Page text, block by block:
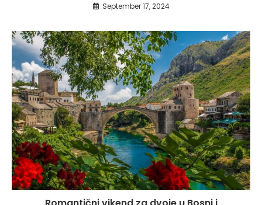
September 17, 2024